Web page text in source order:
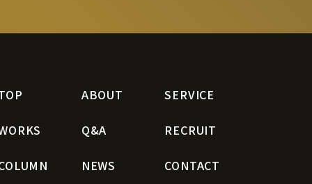
ABOUT SERVICE
Q&A RECRUIT
NEWS CONTACT